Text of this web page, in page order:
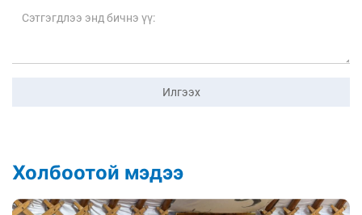
Илгээх
Холбоотой мэдээ